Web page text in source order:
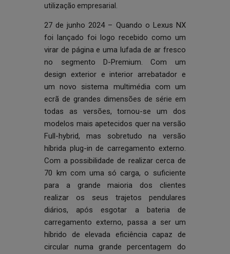
utilização empresarial.
27 de junho 2024 – Quando o Lexus NX
foi lançado foi logo recebido como um
virar de página e uma lufada de ar fresco
no segmento D-Premium. Com um
design exterior e interior arrebatador e
um novo sistema multimédia com um
ecrã de grandes dimensões de série em
todas as versões, tornou-se um dos
modelos mais apetecidos quer na versão
Full-hybrid, mas sobretudo na versão
híbrida plug-in de carregamento externo.
Com a possibilidade de realizar cerca de
70 km com uma só carga, o suficiente
para a grande maioria dos clientes
realizar os seus trajetos pendulares
diários, após esgotar a bateria de
carregamento externo, passa a ser um
híbrido de elevada eficiência capaz de
circular numa grande percentagem do